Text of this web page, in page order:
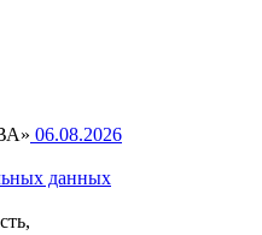
06.08.2026
данных